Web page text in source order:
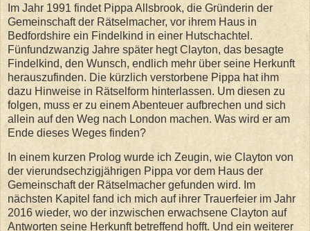
Im Jahr 1991 findet Pippa Allsbrook, die Gründerin der
Gemeinschaft der Rätselmacher, vor ihrem Haus in
Bedfordshire ein Findelkind in einer Hutschachtel.
Fünfundzwanzig Jahre später hegt Clayton, das besagte
Findelkind, den Wunsch, endlich mehr über seine Herkunft
herauszufinden. Die kürzlich verstorbene Pippa hat ihm
dazu Hinweise in Rätselform hinterlassen. Um diesen zu
folgen, muss er zu einem Abenteuer aufbrechen und sich
allein auf den Weg nach London machen. Was wird er am
Ende dieses Weges finden?
In einem kurzen Prolog wurde ich Zeugin, wie Clayton von
der vierundsechzigjährigen Pippa vor dem Haus der
Gemeinschaft der Rätselmacher gefunden wird. Im
nächsten Kapitel fand ich mich auf ihrer Trauerfeier im Jahr
2016 wieder, wo der inzwischen erwachsene Clayton auf
Antworten seine Herkunft betreffend hofft. Und ein weiterer